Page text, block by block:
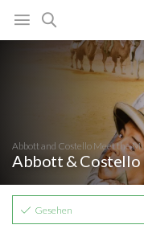
Abbott and Costello Meet the
Abbott & Costello
Gesehen